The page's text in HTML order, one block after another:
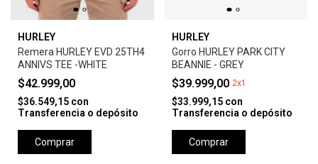
HURLEY
Remera HURLEY EVD 25TH4
ANNIVS TEE -WHITE
$42.999,00
$36.549,15 con
Transferencia o depósito
Comprar
HURLEY
Gorro HURLEY PARK CITY
BEANNIE - GREY
$39.999,00 2x1
$33.999,15 con
Transferencia o depósito
Comprar